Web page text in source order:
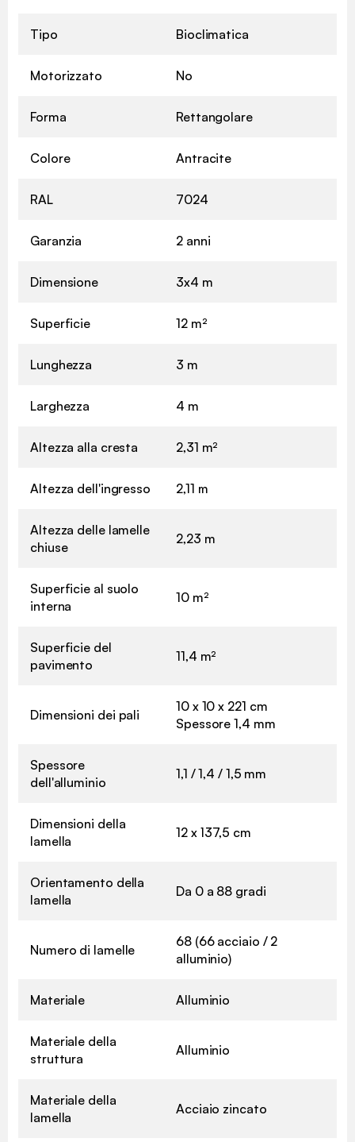
Tipo Bioclimatica
Motorizzato No
Forma Rettangolare
Colore Antracite
RAL 7024
Garanzia 2 anni
Dimensione 3x4 m
Superficie 12 m²
Lunghezza 3 m
Larghezza 4 m
Altezza alla cresta 2,31 m²
Altezza dell'ingresso 2,11 m
Altezza delle lamelle
chiuse
2,23 m
Superficie al suolo
interna
10 m²
Superficie del
pavimento
11,4 m²
Dimensioni dei pali
10 x 10 x 221 cm
Spessore 1,4 mm
Spessore
dell'alluminio
1,1 / 1,4 / 1,5 mm
Dimensioni della
lamella
12 x 137,5 cm
Orientamento della
lamella
Da 0 a 88 gradi
Numero di lamelle
68 (66 acciaio / 2
alluminio)
Materiale Alluminio
Materiale della
struttura
Alluminio
Materiale della
lamella
Acciaio zincato